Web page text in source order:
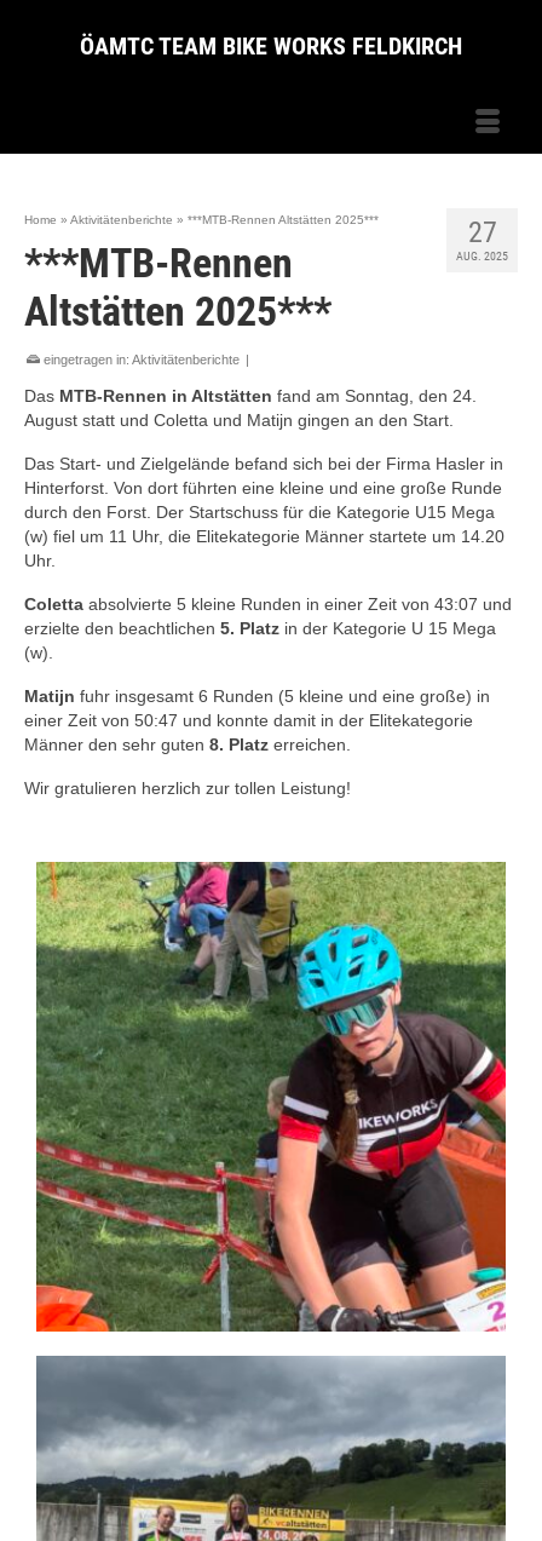
ÖAMTC TEAM BIKE WORKS FELDKIRCH
27
AUG. 2025
Home » Aktivitätenberichte » ***MTB-Rennen Altstätten 2025***
***MTB-Rennen
Altstätten 2025***
eingetragen in: Aktivitätenberichte |
Das MTB-Rennen in Altstätten fand am Sonntag, den 24.
August statt und Coletta und Matijn gingen an den Start.
Das Start- und Zielgelände befand sich bei der Firma Hasler in
Hinterforst. Von dort führten eine kleine und eine große Runde
durch den Forst. Der Startschuss für die Kategorie U15 Mega
(w) fiel um 11 Uhr, die Elitekategorie Männer startete um 14.20
Uhr.
Coletta absolvierte 5 kleine Runden in einer Zeit von 43:07 und
erzielte den beachtlichen 5. Platz in der Kategorie U 15 Mega
(w).
Matijn fuhr insgesamt 6 Runden (5 kleine und eine große) in
einer Zeit von 50:47 und konnte damit in der Elitekategorie
Männer den sehr guten 8. Platz erreichen.
Wir gratulieren herzlich zur tollen Leistung!